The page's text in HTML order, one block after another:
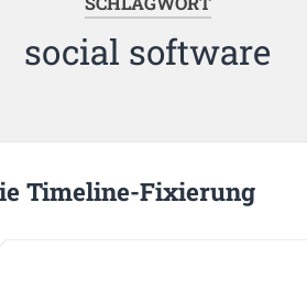
social software
Timeline-Fixierung